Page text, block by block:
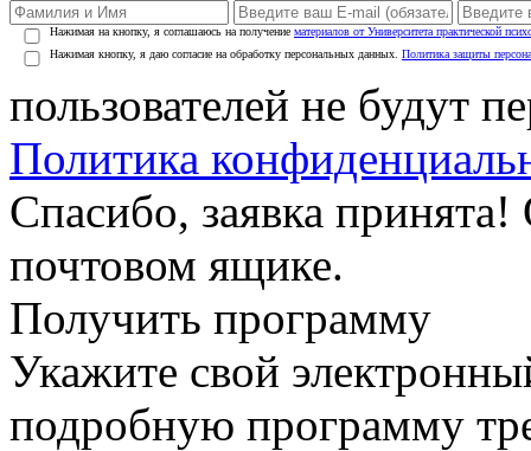
Нажимая на кнопку, я соглашаюсь на получение материалов от Университета практической
Нажимая кнопку, я даю согласие на обработку персональных данных. Политика защиты
пользователей не будут
Политика
Спасибо, заявка
почтовом ящике.
Получить программу
Укажите свой
подробную программу